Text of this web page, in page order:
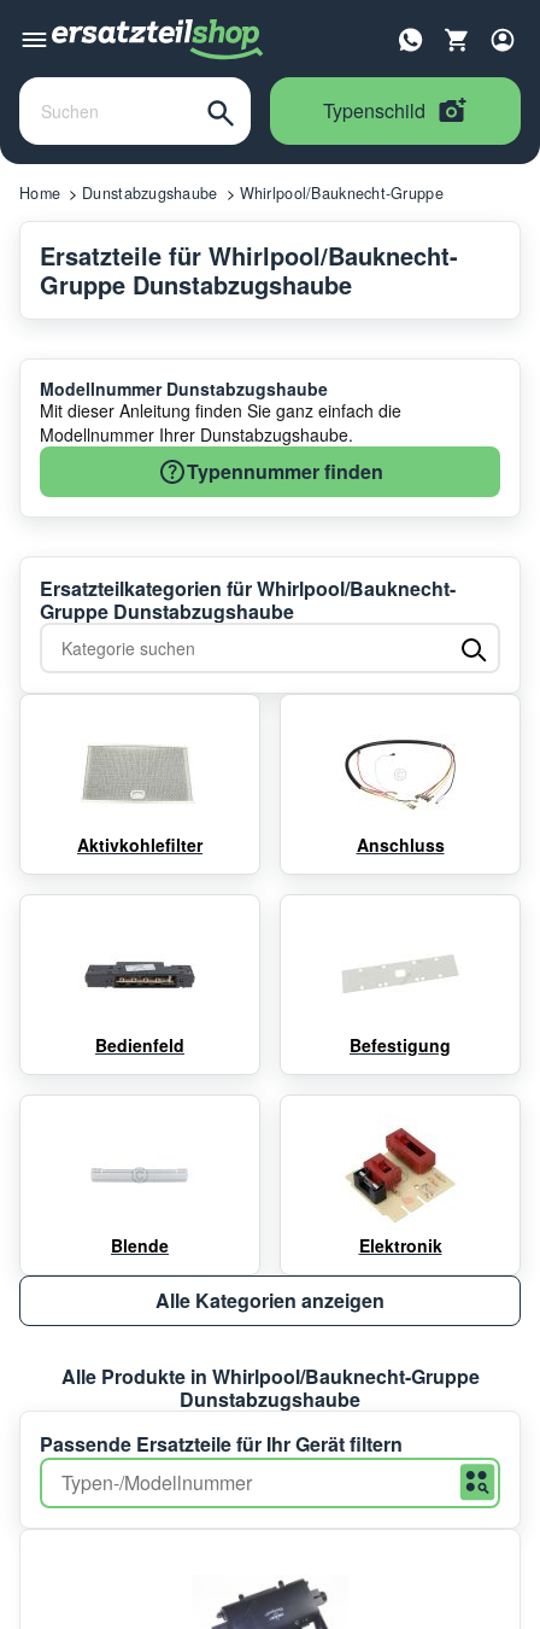
Typenschild
Home Dunstabzugshaube Whirlpool/Bauknecht-Gruppe
Ersatzteile für Whirlpool/Bauknecht-
Gruppe Dunstabzugshaube
Modellnummer Dunstabzugshaube
Mit dieser Anleitung finden Sie ganz einfach die
Modellnummer Ihrer Dunstabzugshaube.
Typennummer finden
Ersatzteilkategorien für Whirlpool/Bauknecht-
Gruppe Dunstabzugshaube
Kategorie suchen
Aktivkohlefilter Anschluss
Bedienfeld Befestigung
Blende Elektronik
Alle Kategorien anzeigen
Alle Produkte in Whirlpool/Bauknecht-Gruppe
Dunstabzugshaube
Passende Ersatzteile für Ihr Gerät filtern